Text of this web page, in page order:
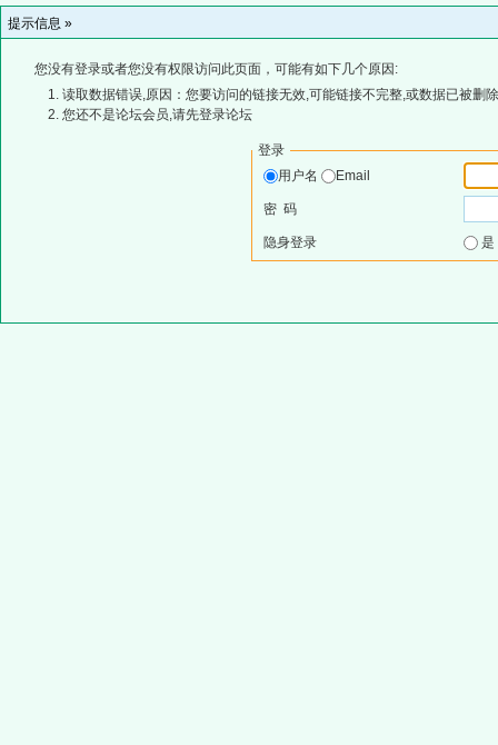
提示信息 »
您没有登录或者您没有权限访问此页面，可能有如下几个原因:
读取数据错误,原因：您要访问的链接无效,可能链接不完整,或数据已被删
您还不是论坛会员,请先登录论坛
登录
用户名
Email
密 码
隐身登录